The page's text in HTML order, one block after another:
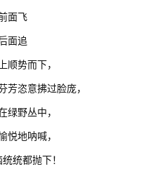
面飞
面追
顺势而下，
芳恣意拂过脸庞，
绿野丛中，
悦地呐喊，
统都抛下！